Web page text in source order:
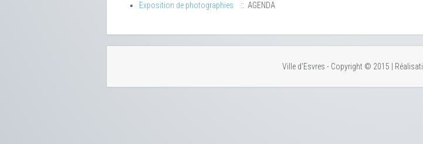
Exposition de photographies
:: AGENDA
Ville d'Esvres - Copyright © 2015 |